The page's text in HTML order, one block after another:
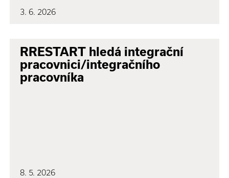
3. 6. 2026
RRESTART hledá integrační
pracovnici/integračního
pracovníka
8. 5. 2026